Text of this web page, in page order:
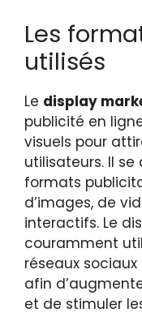
Les
utilisés
Le display
publicité en
visuels pour
utilisateurs. Il
formats
d’images, de
interactifs. Le
couramment
réseaux
afin
et de stimuler